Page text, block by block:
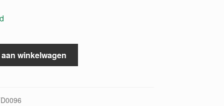
winkelwagen